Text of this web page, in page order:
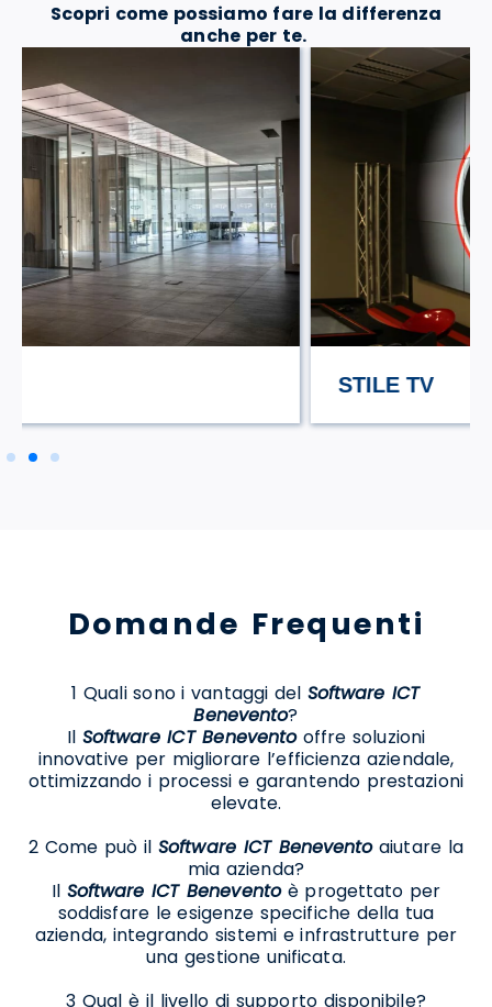
Scopri come possiamo fare la differenza
anche per te.
Domande Frequenti
1 Quali sono i vantaggi del Software ICT
Benevento?
Il Software ICT Beneventooffre soluzioni
innovative per migliorare l’efficienza aziendale,
ottimizzando i processi e garantendo prestazioni
elevate.
2 Come può ilSoftware ICT Beneventoaiutare la
mia azienda?
Il Software ICT Beneventoè progettato per
soddisfare le esigenze specifiche della tua
azienda, integrando sistemi e infrastrutture per
una gestione unificata.
3 Qual è il livello di supporto disponibile?